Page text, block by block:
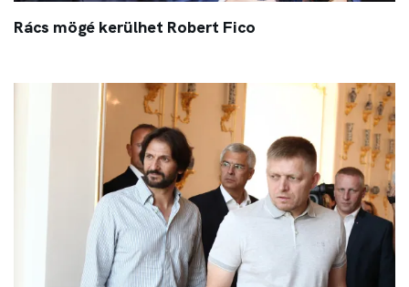
Rács mögé kerülhet Robert Fico